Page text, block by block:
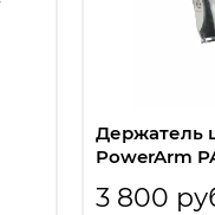
Держатель
PowerArm
3 800